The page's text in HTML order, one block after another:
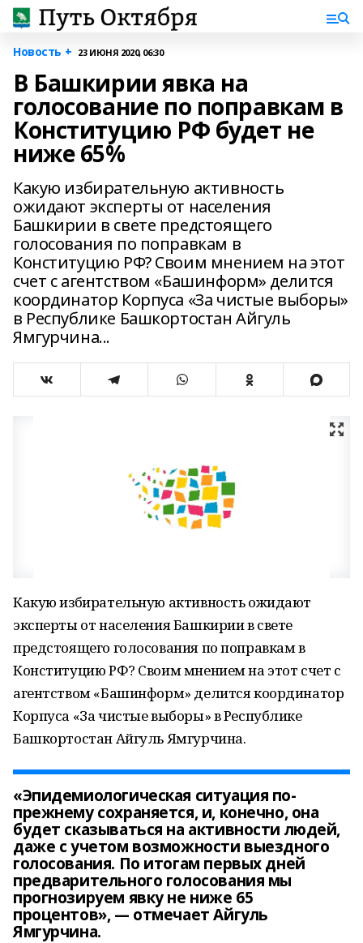
Новость + 23 ИЮНЯ 2020, 06:30
В Башкирии явка на
голосование по поправкам в
Конституцию РФ будет не
ниже 65%
Какую избирательную активность
ожидают эксперты от населения
Башкирии в свете предстоящего
голосования по поправкам в
Конституцию РФ? Своим мнением на этот
счет с агентством «Башинформ» делится
координатор Корпуса «За чистые выборы»
в Республике Башкортостан Айгуль
Ямгурчина...
Какую избирательную активность ожидают
эксперты от населения Башкирии в свете
предстоящего голосования по поправкам в
Конституцию РФ? Своим мнением на этот счет с
агентством «Башинформ» делится координатор
Корпуса «За чистые выборы» в Республике
Башкортостан Айгуль Ямгурчина.
«Эпидемиологическая ситуация по-
прежнему сохраняется, и, конечно, она
будет сказываться на активности людей,
даже с учетом возможности выездного
голосования. По итогам первых дней
предварительного голосования мы
прогнозируем явку не ниже 65
процентов», — отмечает Айгуль
Ямгурчина.